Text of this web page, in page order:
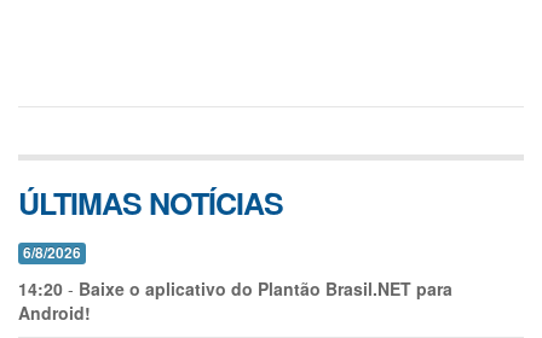
ÚLTIMAS NOTÍCIAS
6/8/2026
14:20 - Baixe o aplicativo do Plantão Brasil.NET para
Android!